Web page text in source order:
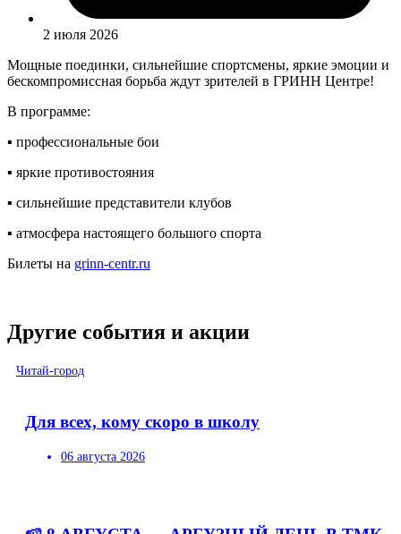
2 июля 2026
Мощные поединки, сильнейшие спортсмены, яркие эмоции и
бескомпромиссная борьба ждут зрителей в ГРИНН Центре!
В программе:
▪ профессиональные бои
▪ яркие противостояния
▪ сильнейшие представители клубов
▪ атмосфера настоящего большого спорта
Билеты на grinn-centr.ru
Другие события и акции
Читай-город
Для всех, кому скоро в школу
06 августа 2026